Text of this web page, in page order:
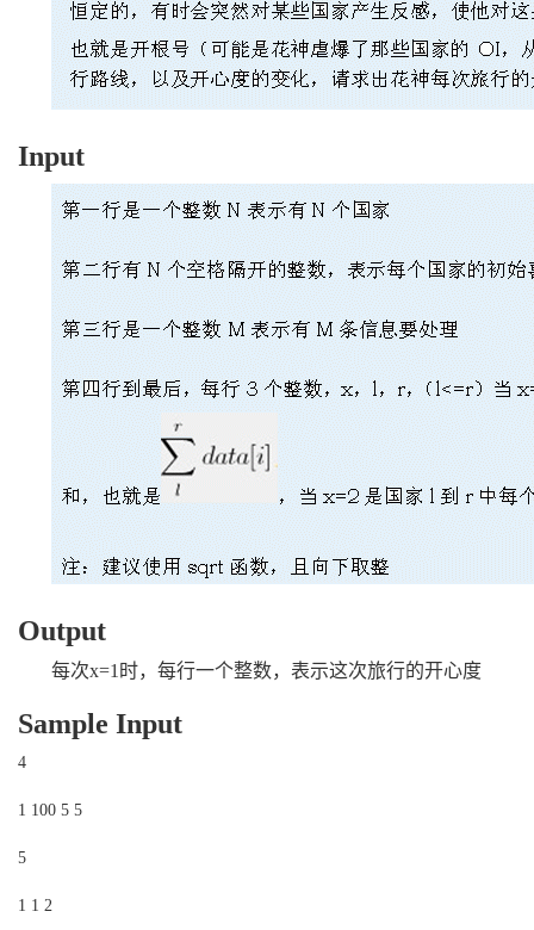
Input
Output
每次x=1 时，每行一个整数，表示这次旅行的开心度
Sample Input
4
1 100 5 5
5
1 1 2